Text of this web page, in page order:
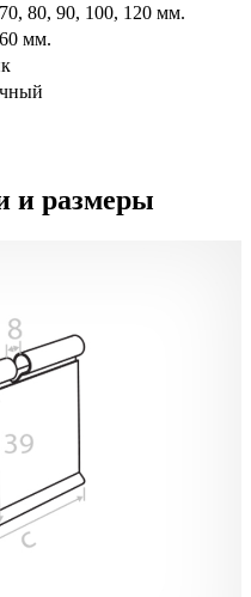
80, 90, 100, 120 мм.
мм.
и размеры